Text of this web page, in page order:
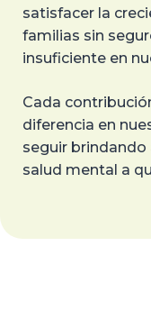
satisfacer la
familias sin
insuficiente en
Cada
diferencia en
seguir
salud mental a